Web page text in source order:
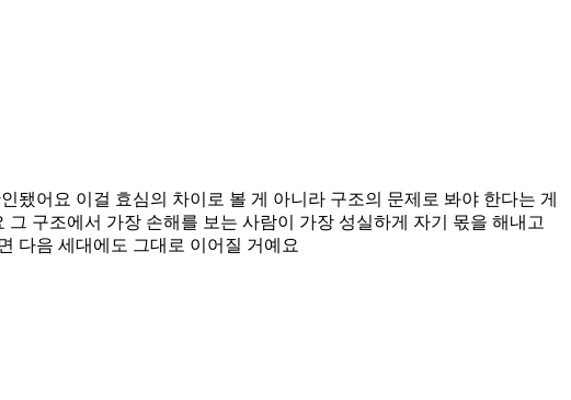
어요 이걸 효심의 차이로 볼 게 아니라 구조의 문제로 봐야 한다는 게
구조에서 가장 손해를 보는 사람이 가장 성실하게 자기 몫을 해내고
다음 세대에도 그대로 이어질 거예요